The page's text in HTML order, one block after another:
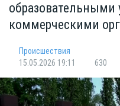
образовательными
коммерческими
Происшествия
15.05.2026 19:11
630